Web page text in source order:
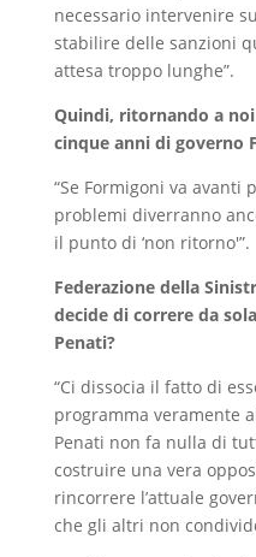
necessario intervenire
stabilire delle sanzioni
attesa troppo lunghe”.
Quindi, ritornando a
cinque anni di governo
“Se Formigoni va
problemi diverranno
il punto di ‘non ritorno'”.
Federazione della
decide di correre da
Penati?
“Ci dissocia il fatto di
programma veramente
Penati non fa nulla di
costruire una vera
rincorrere l’attuale
che gli altri non